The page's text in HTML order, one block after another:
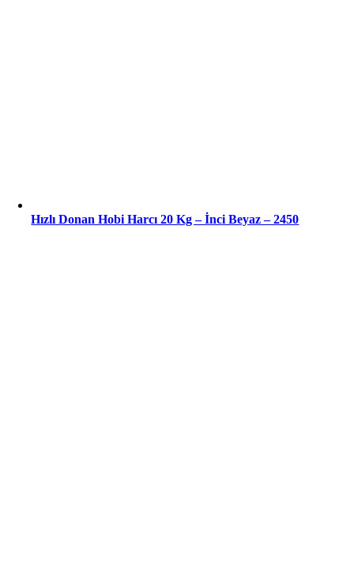
Hızlı Donan Hobi Harcı 20 Kg – İnci Beyaz – 2450